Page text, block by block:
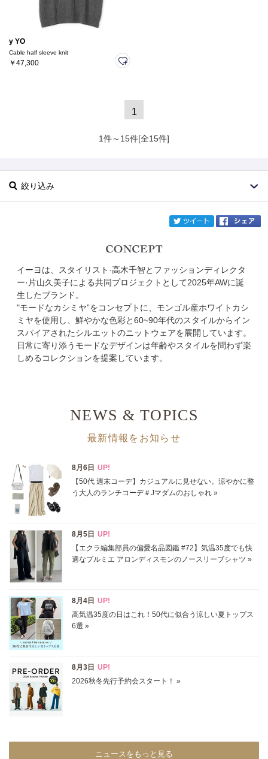
y YO
Cable half sleeve knit
￥47,300
1
1件～15件[全15件]
絞り込み
ブランド y YO
カテゴリ
サイズ
掲載雑誌
円～ 円
すべて 新着
SALE商品
再入荷
在庫あり
カラー
ホワイト
ベージュ
イエロー
イーヨは、スタイリスト·高木千智とファッションディレクタ
ー·片山久美子による共同プロジェクトとして2025年AWに誕
生したブランド。
"モードなカシミヤ”をコンセプトに、モンゴル産ホワイトカシ
ミヤを使用し、鮮やかな色彩と60~90年代のスタイルからイン
スパイアされたシルエットのニットウェアを展開しています。
日常に寄り添うモードなデザインは年齢やスタイルを問わず楽
しめるコレクションを提案しています。
NEWS & TOPICS
最新情報をお知らせ
ニュースをもっと見る